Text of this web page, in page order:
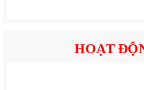
HOẠT